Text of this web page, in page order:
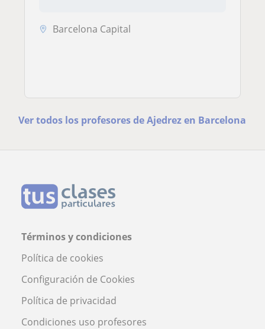
Barcelona Capital
Ver todos los profesores de Ajedrez en Barcelona
Términos y condiciones
Política de cookies
Configuración de Cookies
Política de privacidad
Condiciones uso profesores